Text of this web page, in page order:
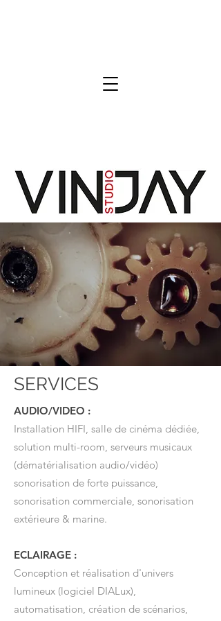
SERVICES
AUDIO/VIDEO :
Installation HIFI, salle de cinéma dédiée,
solution multi-room, serveurs musicaux
(dématérialisation audio/vidéo)
sonorisation de forte puissance,
sonorisation commerciale, sonorisation
extérieure & marine.
ECLAIRAGE :
Conception et réalisation d'univers
lumineux (logiciel DIALux),
automatisation, création de scénarios,